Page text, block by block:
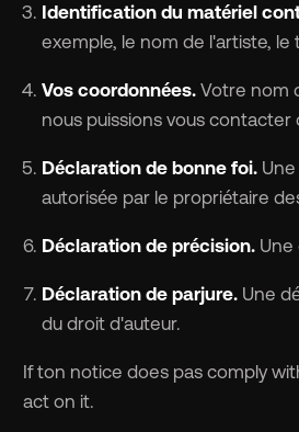
Identification du matériel
exemple, le nom de l'artiste, le
Vos coordonnées.Votre nom
nous puissions vous
Déclaration de bonne foi.Une
autorisée par le propriétaire
Déclaration de précision.Une
Déclaration de parjure.Une
du droit d'auteur.
If ton notice does pas comply
act on it.